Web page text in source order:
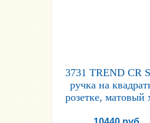
3731 TREND CR
ручка на
розетке, матовый